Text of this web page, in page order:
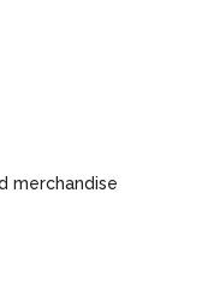
merchandise